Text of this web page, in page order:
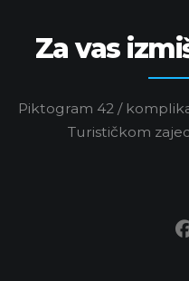
Za vas
Piktogram 42 /
Turističkom